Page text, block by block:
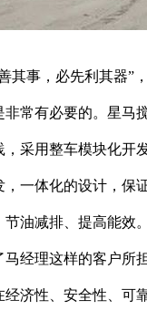
事，必先利其器”
常有必要的。星马
，采用整车模块化开
一体化的设计，保
节油减排、提高能效
经理这样的客户所
济性、安全性、可